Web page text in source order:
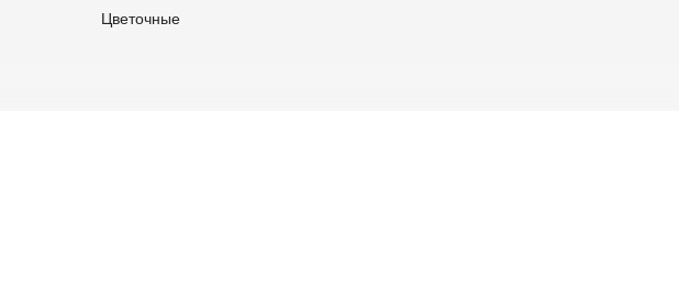
Цветочные